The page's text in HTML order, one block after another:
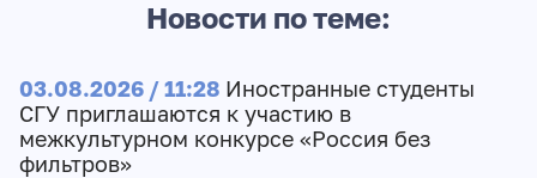
Новости по теме:
03.08.2026 / 11:28 Иностранные студенты
СГУ приглашаются к участию в
межкультурном конкурсе «Россия без
фильтров»